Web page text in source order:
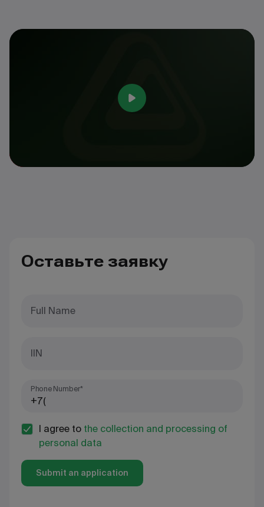
Оставьте заявку
Full Name
IIN
Phone Number*
I agree to the collection and processing of
personal data
Submit an application